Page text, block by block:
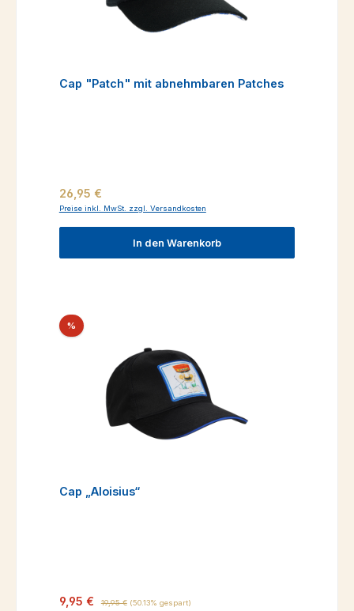
Cap "Patch" mit abnehmbaren Patches
Regulärer Preis:
26,95 €
Preise inkl. MwSt. zzgl. Versandkosten
In den Warenkorb
%Rabatt
Cap „Aloisius“
Verkaufspreis:
9,95 € 19,95 € (50.13% gespart)